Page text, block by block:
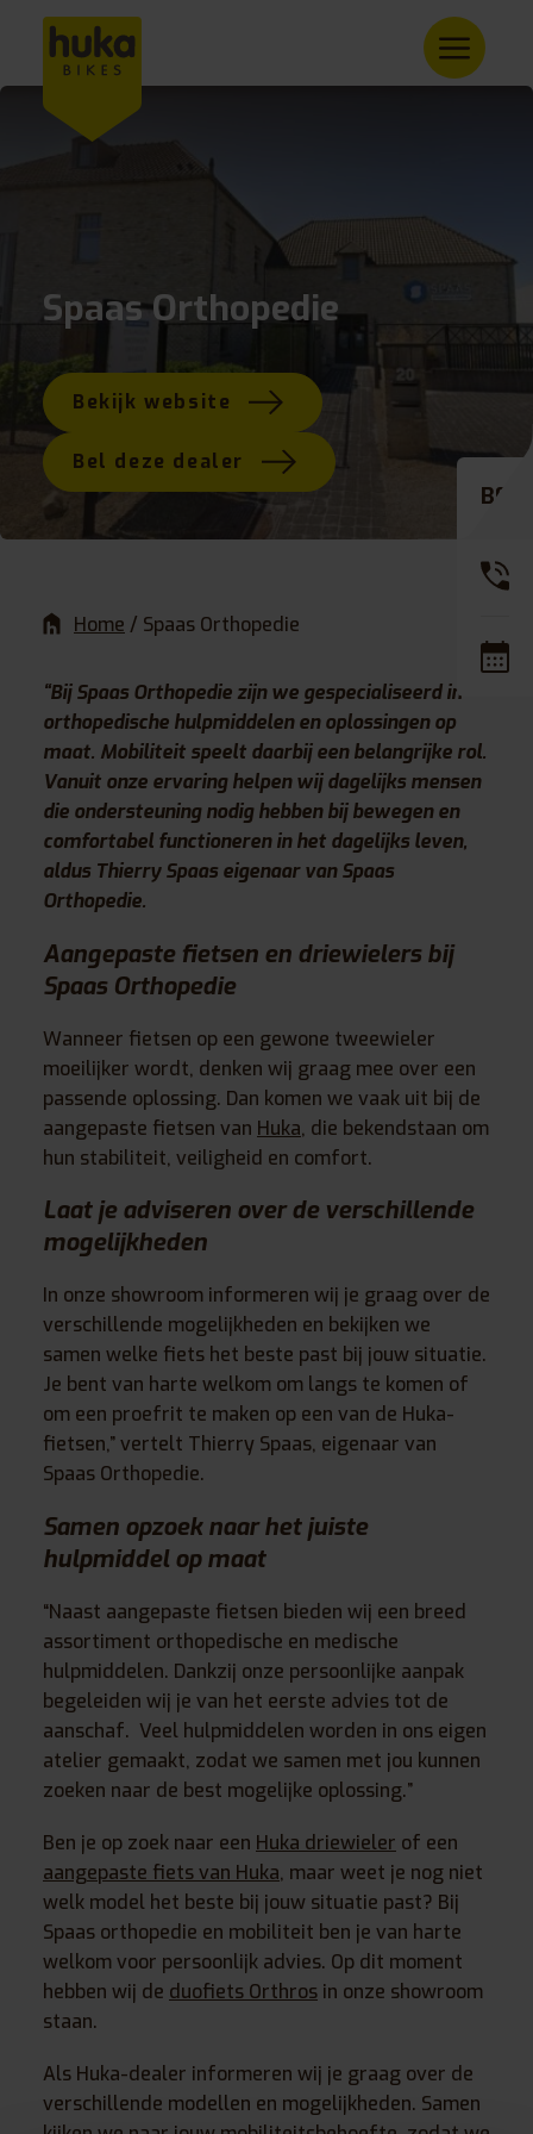
Spaas Orthopedie
Bekijk website
Bel deze dealer
Home / Spaas Orthopedie
“BijSpaas Orthopedie zijn we gespecialiseerd in
orthopedische hulpmiddelen en oplossingen op
maat. Mobiliteit speelt daarbij een belangrijke rol.
Vanuit onze ervaring helpen wij dagelijks mensen
die ondersteuning nodig hebben bij bewegen en
comfortabel functioneren in het dagelijks leven,
aldus Thierry Spaas eigenaar van Spaas
Orthopedie.
Aangepaste fietsen en driewielers bij
Spaas Orthopedie
Wanneer fietsen op een gewone tweewieler
moeilijker wordt, denken wij graag mee over een
passende oplossing. Dan komen we vaak uit bij de
aangepaste fietsen van Huka, die bekendstaan om
hun stabiliteit, veiligheid en comfort.
Laat je adviseren over de verschillende
mogelijkheden
In onze showroom informeren wij je graag over de
verschillende mogelijkheden en bekijken we
samen welke fiets het beste past bij jouw situatie.
Je bent van harte welkom om langs te komen of
om een proefrit te maken op een van de Huka-
fietsen,” vertelt Thierry Spaas, eigenaar van
Spaas Orthopedie.
Samen opzoek naar het juiste
hulpmiddel op maat
“Naast aangepaste fietsen bieden wij een breed
assortiment orthopedische en medische
hulpmiddelen. Dankzij onze persoonlijke aanpak
begeleiden wij je van het eerste advies tot de
aanschaf. Veel hulpmiddelen worden in ons eigen
atelier gemaakt, zodat we samen met jou kunnen
zoeken naar de best mogelijke oplossing.”
Ben je op zoek naar een Huka driewieler of een
aangepaste fiets van Huka, maar weet je nog niet
welk model het beste bij jouw situatie past? Bij
Spaas orthopedie en mobiliteit ben je van harte
welkom voor persoonlijk advies. Op dit moment
hebben wij de duofiets Orthros in onze showroom
staan.
Als Huka-dealer informeren wij je graag over de
verschillende modellen en mogelijkheden. Samen
BE